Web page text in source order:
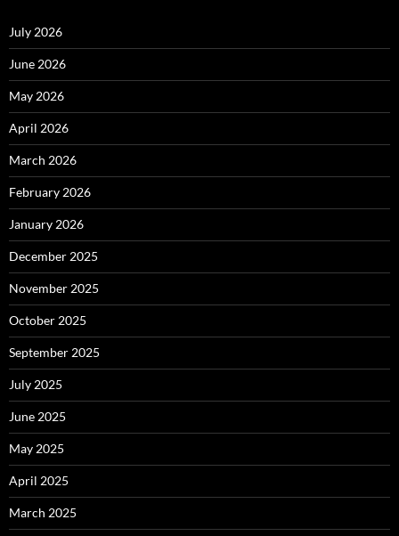
July 2026
June 2026
May 2026
April 2026
March 2026
February 2026
January 2026
December 2025
November 2025
October 2025
September 2025
July 2025
June 2025
May 2025
April 2025
March 2025